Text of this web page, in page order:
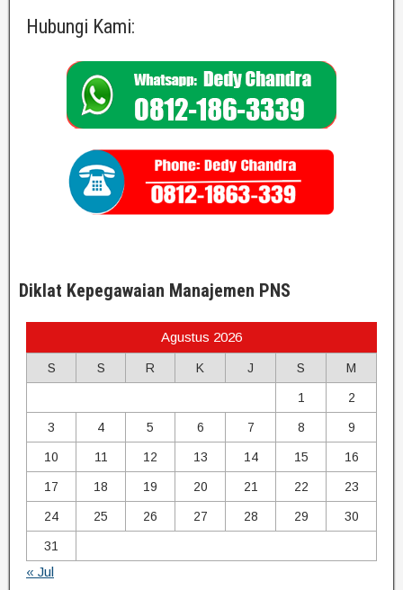
Hubungi Kami:
Diklat Kepegawaian Manajemen PNS
Agustus 2026
S S R K J S M
1 2
3 4 5 6 7 8 9
10 11 12 13 14 15 16
17 18 19 20 21 22 23
24 25 26 27 28 29 30
31
« Jul